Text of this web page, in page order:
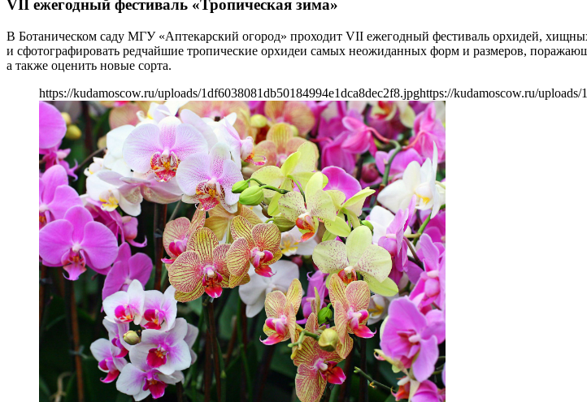
VII ежегодный фестиваль «Тропическая зима»
В Ботаническом саду МГУ «Аптекарский огород» проходит VII ежегодный фестиваль орхидей,
и сфотографировать редчайшие тропические орхидеи самых неожиданных форм и размеров,
а также оценить новые сорта.
https://kudamoscow.ru/uploads/1df6038081db50184994e1dca8dec2f8.jpghttps://kudamoscow.ru/